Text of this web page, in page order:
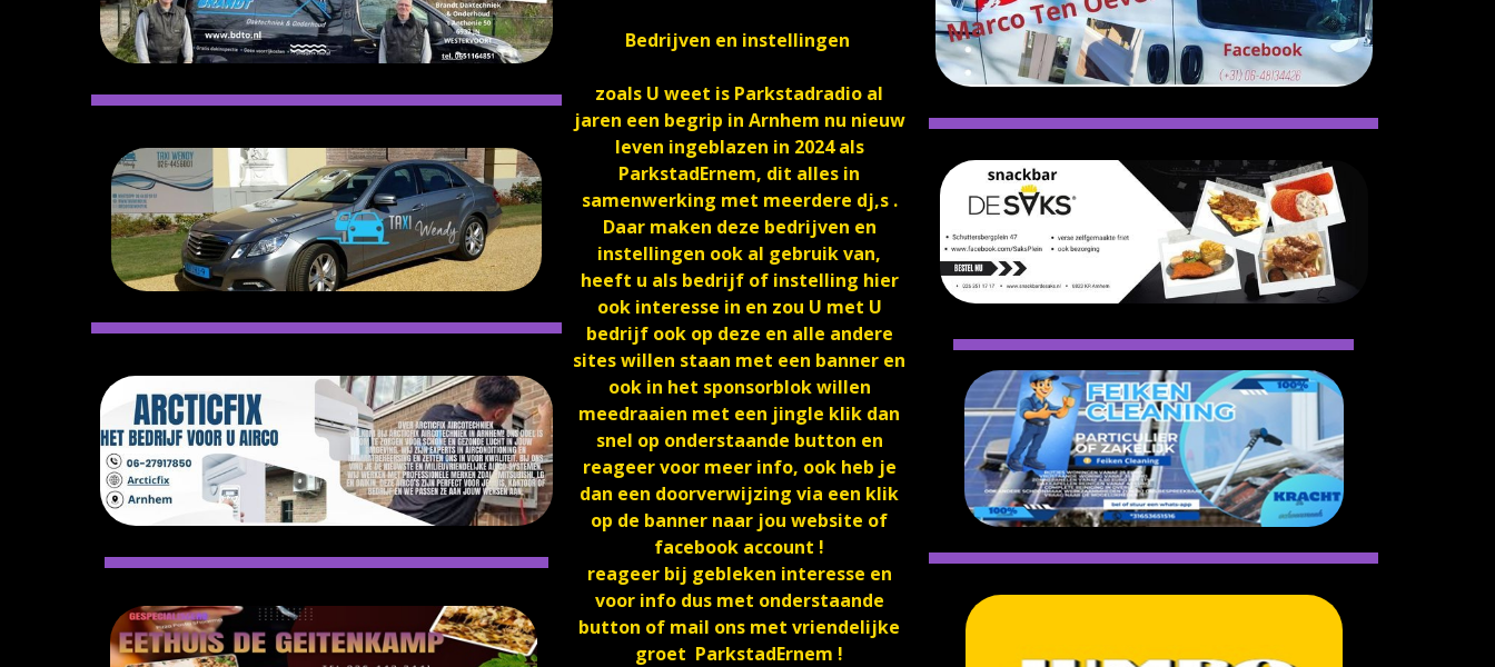
Bedrijven en instellingen
zoals U weet is Parkstadradio al
jaren een begrip in Arnhem nu nieuw
leven ingeblazen in 2024 als
ParkstadErnem, dit alles in
samenwerking met meerdere dj,s .
Daar maken deze bedrijven en
instellingen ook al gebruik van,
heeft u als bedrijf of instelling hier
ook interesse in en zou U met U
bedrijf ook op deze en alle andere
sites willen staan met een banner en
ook in het sponsorblok willen
meedraaien met een jingle klik dan
snel op onderstaande button en
reageer voor meer info, ook heb je
dan een doorverwijzing via een klik
op de banner naar jou website of
facebook account !
reageer bij gebleken interesse en
voor info dus met onderstaande
button of mail ons met vriendelijke
groet ParkstadErnem !